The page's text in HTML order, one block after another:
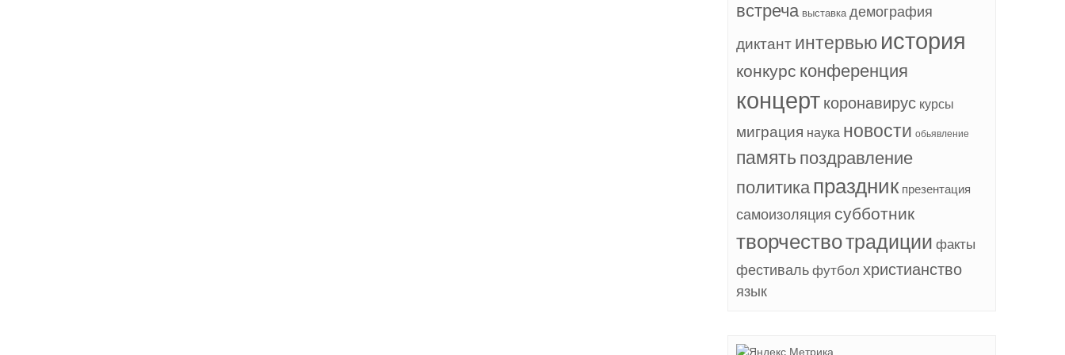
встреча выставка демография
диктант интервью история
конкурс конференция
концерт коронавирус курсы
миграция наука новости обьявление
память поздравление
политика праздник презентация
самоизоляция субботник
творчествотрадиции факты
фестиваль футбол христианство
язык